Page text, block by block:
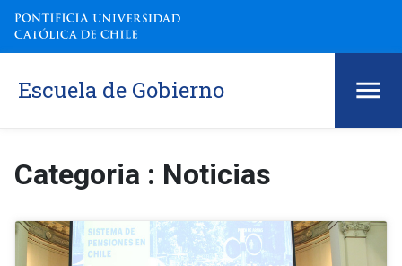
Escuela de Gobierno
Categoria : Noticias